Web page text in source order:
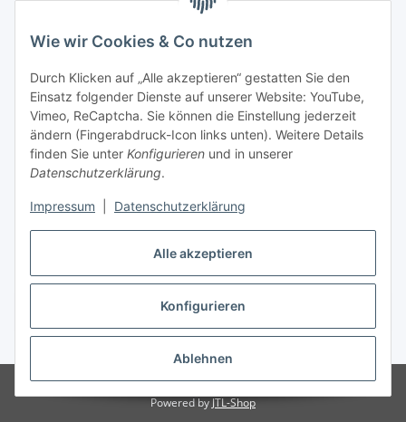
Alle akzeptieren
Konfigurieren
Ablehnen
Wie wir Cookies & Co nutzen
Durch Klicken auf „Alle akzeptieren“ gestatten Sie den
Einsatz folgender Dienste auf unserer Website: YouTube,
Vimeo, ReCaptcha. Sie können die Einstellung jederzeit
ändern (Fingerabdruck-Icon links unten). Weitere Details
finden Sie unter Konfigurieren und in unserer
Datenschutzerklärung.
Impressum Datenschutzerklärung
Zahlungsmöglichkeiten
Versandinformationen
Gesetzliche Informationen
Vertrag widerrufen
* Alle Preise inkl. gesetzlicher USt., zzgl.Versand
© Made with ❤ in Sachsen
© WebSachse GmbH
Powered byJTL-Shop